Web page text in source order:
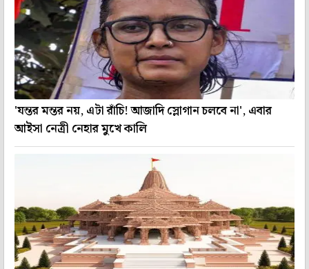
'যন্তর মন্তর নয়, এটা রাঁচি! আজাদি স্লোগান চলবে না', এবার
আইসা নেত্রী নেহার মুখে কালি